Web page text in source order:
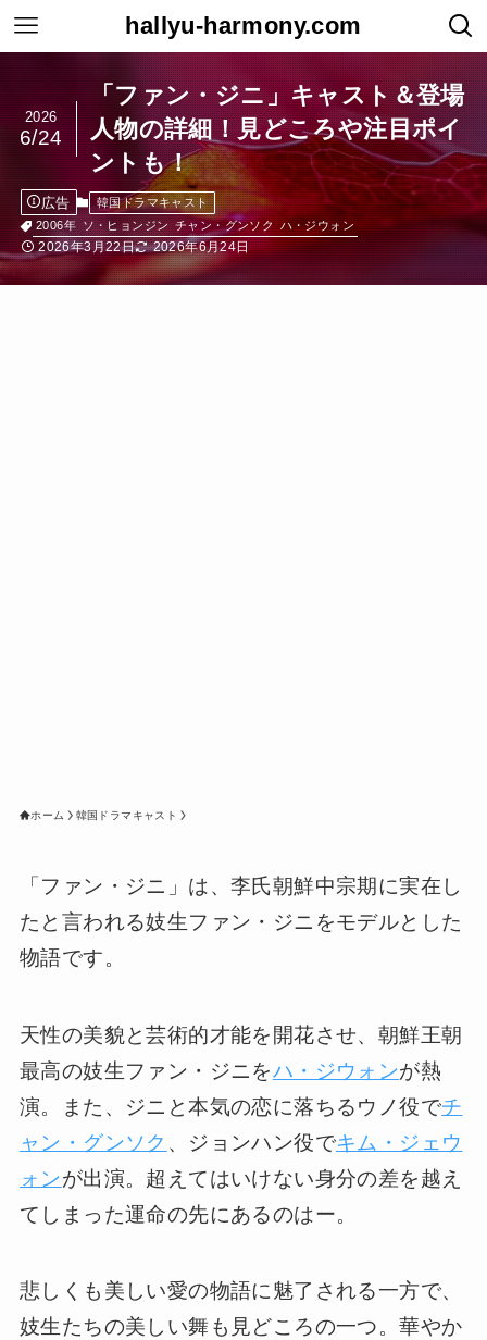
hallyu-harmony.com
「ファン・ジニ」キャスト＆登場
人物の詳細！見どころや注目ポイ
ントも！
2026
6/24
広告
韓国ドラマキャスト
2006年 ソ・ヒョンジン チャン・グンソク ハ・ジウォン
2026年3月22日 2026年6月24日
ホーム 韓国ドラマキャスト
「ファン・ジニ」は、李氏朝鮮中宗期に実在し
たと言われる妓生ファン・ジニをモデルとした
物語です。
天性の美貌と芸術的才能を開花させ、朝鮮王朝
最高の妓生ファン・ジニをハ・ジウォンが熱
演。また、ジニと本気の恋に落ちるウノ役でチ
ャン・グンソク 、ジョンハン役でキム・ジェウ
ォンが出演。超えてはいけない身分の差を越え
てしまった運命の先にあるのはー。
悲しくも美しい愛の物語に魅了される一方で、
妓生たちの美しい舞も見どころの一つ。華やか